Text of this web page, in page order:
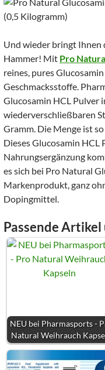
Und wieder bringt Ihnen
Hammer! Mit Pro
reines, pures
Geschmacksstoffe.
Glucosamin HCL Pulver
wiederverschließbaren
Gramm. Die Menge ist
Dieses Glucosamin
Nahrungsergänzung
es sich bei Pro Natural
Markenprodukt, ganz
Dopingmittel.
Passende
NEU bei Pharmasports -
Natural Weihrauch